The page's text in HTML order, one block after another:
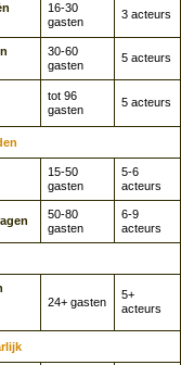
16-30
gasten
3 acteurs
30-60
gasten
5 acteurs
tot 96
gasten
5 acteurs
15-50
gasten
5-6
acteurs
50-80
gasten
6-9
acteurs
24+ gasten
5+
acteurs